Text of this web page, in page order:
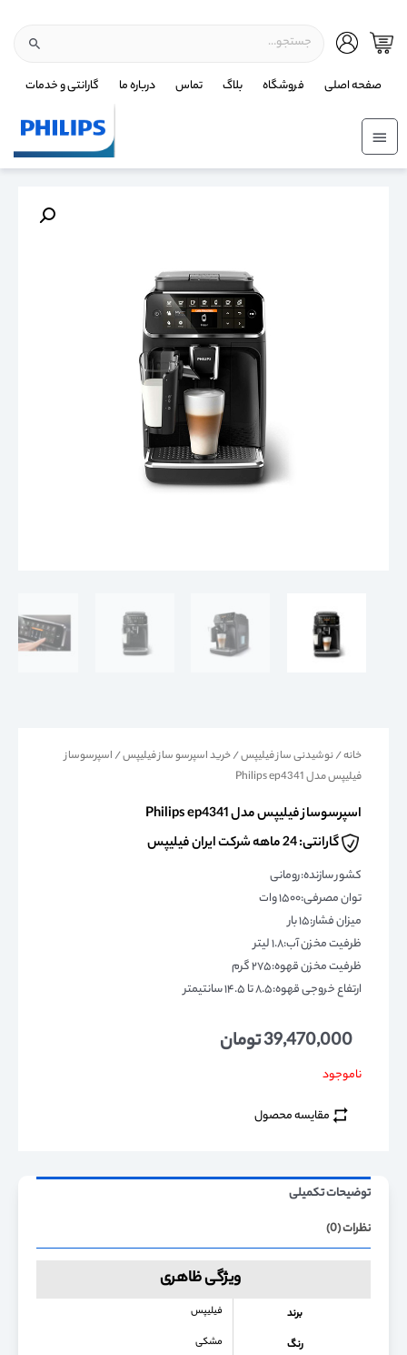
صفحه اصلی فروشگاه بلاگ تماس درباره ما گارانتی و خدمات
خانه/نوشیدنی ساز فیلیپس/خرید اسپرسو ساز فیلیپس/ اسپرسوساز
فیلیپس مدل Philips ep4341
اسپرسوساز فیلیپس مدل Philips ep4341
گارانتی: 24 ماهه شرکت ایران فیلیپس
کشور سازنده:رومانی
توان مصرفی:۱۵۰۰ وات
میزان فشار:۱۵ بار
ظرفیت مخزن آب:۱.۸ لیتر
ظرفیت مخزن قهوه:۲۷۵ گرم
ارتفاع خروجی قهوه:۸.۵ تا ۱۴.۵ سانتیمتر
39,470,000تومان
ناموجود
مقایسه محصول
توضیحات تکمیلی
نظرات (0)
ویژگی ظاهری
برند فیلیپس
رنگ مشکی